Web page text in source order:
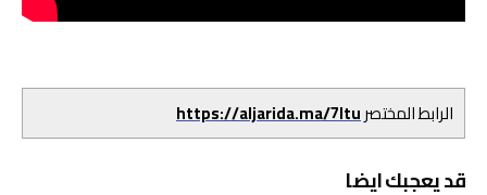
الرابط المختصرhttps://aljarida.ma/7ltu
قد يعجبك ايضا